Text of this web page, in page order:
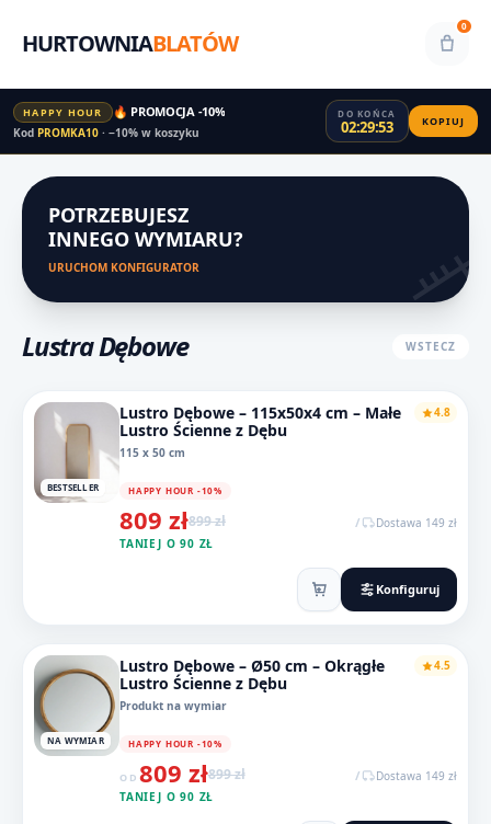
HURTOWNIABLATÓW
0
HAPPY HOUR 🔥 PROMOCJA -10%
Kod PROMKA10 · −10% w koszyku
DO KOŃCA
02:29:53 KOPIUJ
POTRZEBUJESZ
INNEGO WYMIARU?
URUCHOM KONFIGURATOR
Lustra Dębowe WSTECZ
BESTSELLER
4.8
Lustro Dębowe – 115x50x4 cm – Małe
Lustro Ścienne z Dębu
115 x 50 cm
HAPPY HOUR -10%
809 zł899 zł /
Dostawa 149 zł
TANIEJ O 90 ZŁ
Konfiguruj
NA WYMIAR
4.5
Lustro Dębowe – Ø50 cm – Okrągłe
Lustro Ścienne z Dębu
Produkt na wymiar
HAPPY HOUR -10%
OD 809 zł899 zł /
Dostawa 149 zł
TANIEJ O 90 ZŁ